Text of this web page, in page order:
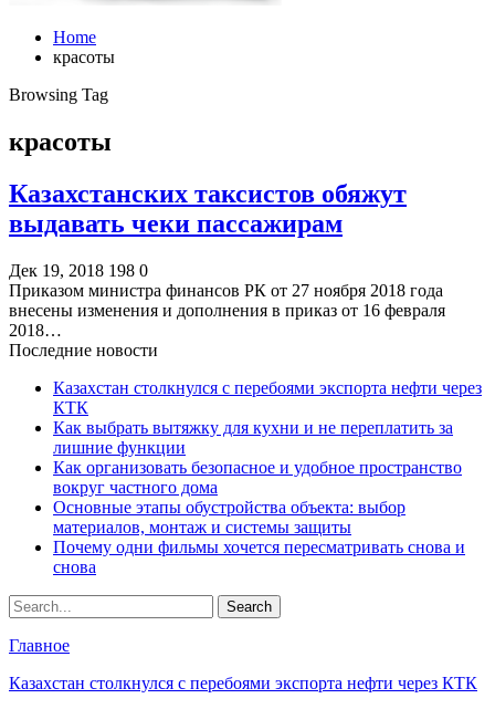
Home
красоты
Browsing Tag
красоты
Казахстанских таксистов обяжут
выдавать чеки пассажирам
Дек 19, 2018 198 0
Приказом министра финансов РК от 27 ноября 2018 года
внесены изменения и дополнения в приказ от 16 февраля
2018…
Последние новости
Казахстан столкнулся с перебоями экспорта нефти через
КТК
Как выбрать вытяжку для кухни и не переплатить за
лишние функции
Как организовать безопасное и удобное пространство
вокруг частного дома
Основные этапы обустройства объекта: выбор
материалов, монтаж и системы защиты
Почему одни фильмы хочется пересматривать снова и
снова
Главное
Казахстан столкнулся с перебоями экспорта нефти через КТК